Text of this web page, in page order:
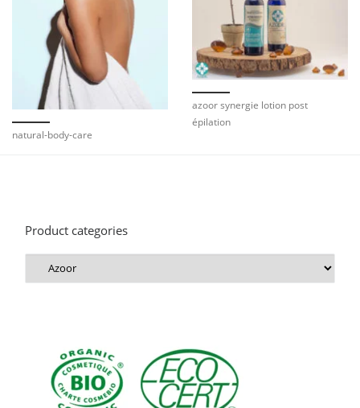
natural-body-care
azoor synergie lotion post
épilation
Product categories